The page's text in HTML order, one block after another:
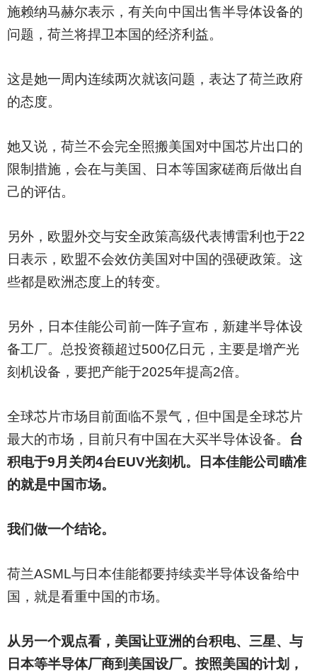
施赖纳马赫尔表示，有关向中国出售半导体设备的
问题，荷兰将捍卫本国的经济利益。
这是她一周内连续两次就该问题，表达了荷兰政府
的态度。
她又说，荷兰不会完全照搬美国对中国芯片出口的
限制措施，会在与美国、日本等国家磋商后做出自
己的评估。
另外，欧盟外交与安全政策高级代表博雷利也于22
日表示，欧盟不会效仿美国对中国的强硬政策。这
些都是欧洲态度上的转变。
另外，日本佳能公司前一阵子宣布，新建半导体设
备工厂。总投资额超过500亿日元，主要是增产光
刻机设备，要把产能于2025年提高2倍。
全球芯片市场目前面临不景气，但中国是全球芯片
最大的市场，目前只有中国在大买半导体设备。 台
积电于9月关闭4台EUV光刻机。日本佳能公司瞄准
的就是中国市场。
我们做一个结论。
荷兰ASML与日本佳能都要持续卖半导体设备给中
国，就是看重中国的市场。
从另一个观点看，美国让亚洲的台积电、三星、与
日本等半导体厂商到美国设厂。按照美国的计划，